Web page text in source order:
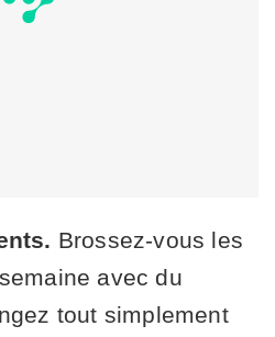
Brossez-vous les
avec du
tout simplement